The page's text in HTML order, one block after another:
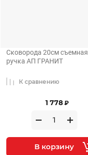
Сковорода 20см съемная
ручка АП ГРАНИТ
1 778 ₽
К сравнению
В корзину